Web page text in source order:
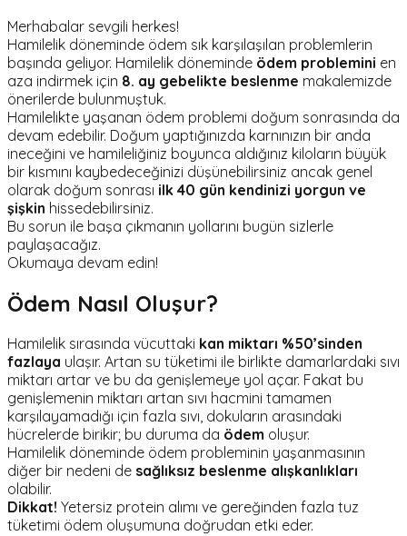
Merhabalar sevgili herkes!
Hamilelik döneminde ödem sık karşılaşılan problemlerin
başında geliyor. Hamilelik döneminde ödem problemini en
aza indirmek için 8. ay gebelikte beslenme makalemizde
önerilerde bulunmuştuk.
Hamilelikte yaşanan ödem problemi doğum sonrasında da
devam edebilir. Doğum yaptığınızda karnınızın bir anda
ineceğini ve hamileliğiniz boyunca aldığınız kiloların büyük
bir kısmını kaybedeceğinizi düşünebilirsiniz ancak genel
olarak doğum sonrası ilk 40 gün kendinizi yorgun ve
şişkin hissedebilirsiniz.
Bu sorun ile başa çıkmanın yollarını bugün sizlerle
paylaşacağız.
Okumaya devam edin!
Ödem Nasıl Oluşur?
Hamilelik sırasında vücuttaki kan miktarı %50’sinden
fazlaya ulaşır. Artan su tüketimi ile birlikte damarlardaki sıvı
miktarı artar ve bu da genişlemeye yol açar. Fakat bu
genişlemenin miktarı artan sıvı hacmini tamamen
karşılayamadığı için fazla sıvı, dokuların arasındaki
hücrelerde birikir; bu duruma da ödem oluşur.
Hamilelik döneminde ödem probleminin yaşanmasının
diğer bir nedeni de sağlıksız beslenme alışkanlıkları
olabilir.
Dikkat! Yetersiz protein alımı ve gereğinden fazla tuz
tüketimi ödem oluşumuna doğrudan etki eder.